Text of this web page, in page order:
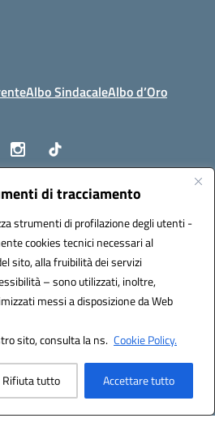
di tracciamento
strumenti di profilazione degli utenti -
cookies tecnici necessari al
sito, alla fruibilità dei servizi
– sono utilizzati, inoltre,
messi a disposizione da Web
sito, consulta la ns. Cookie Policy.
Rifiuta tutto Accettare tutto
Albo SindacaleAlbo d’Oro
FGTD02000P@istruzione.it
fgtd02000p@pec.istruzione.it
UFUN7Y
by 3D Solution S.r.l.
by Designers Italia